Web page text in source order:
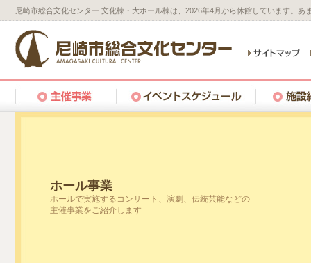
尼崎市総合文化センター 文化棟・大ホール棟は、2026年4月から休館しています。
ホール事業
ホールで実施するコンサート、演劇、伝統芸能などの
主催事業をご紹介します